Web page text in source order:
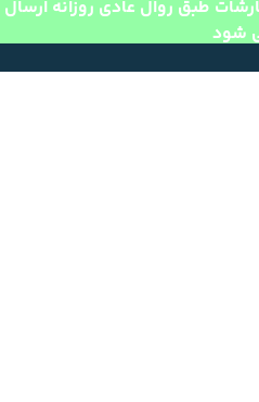
طبق روال عادی روزانه ارسال
شود